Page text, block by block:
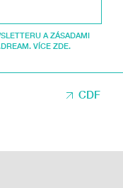
A ZÁSADAMI
VÍCE ZDE.
CDF